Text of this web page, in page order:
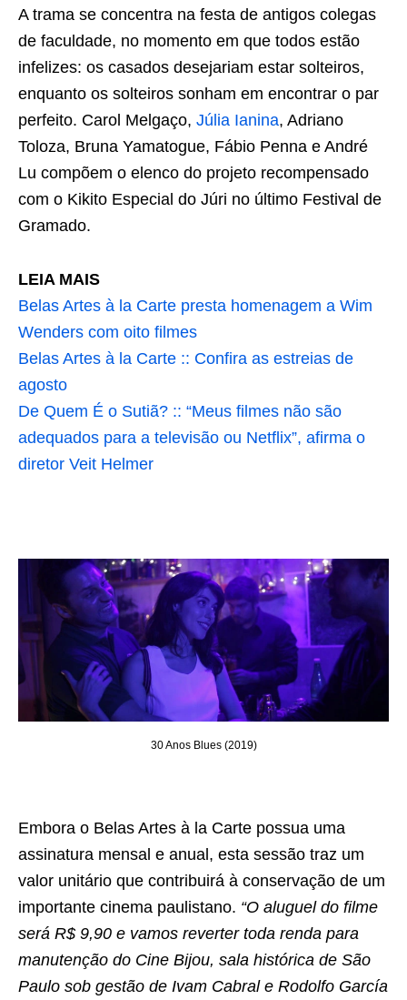
A trama se concentra na festa de antigos colegas
de faculdade, no momento em que todos estão
infelizes: os casados desejariam estar solteiros,
enquanto os solteiros sonham em encontrar o par
perfeito. Carol Melgaço, Júlia Ianina, Adriano
Toloza, Bruna Yamatogue, Fábio Penna e André
Lu compõem o elenco do projeto recompensado
com o Kikito Especial do Júri no último Festival de
Gramado.
LEIA MAIS
Belas Artes à la Carte presta homenagem a Wim
Wenders com oito filmes
Belas Artes à la Carte :: Confira as estreias de
agosto
De Quem É o Sutiã? :: “Meus filmes não são
adequados para a televisão ou Netflix”, afirma o
diretor Veit Helmer
30 Anos Blues (2019)
Embora o Belas Artes à la Carte possua uma
assinatura mensal e anual, esta sessão traz um
valor unitário que contribuirá à conservação de um
importante cinema paulistano. “O aluguel do filme
será R$ 9,90 e vamos reverter toda renda para
manutenção do Cine Bijou, sala histórica de São
Paulo sob gestão de Ivam Cabral e Rodolfo García